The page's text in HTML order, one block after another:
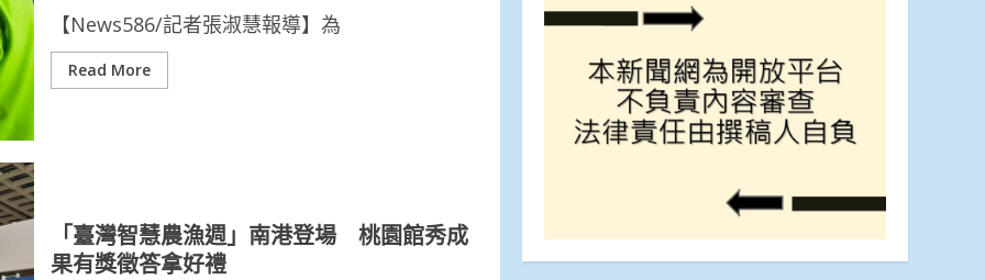
【News586/記者張淑慧報導】為
Read More
「臺灣智慧農漁週」南港登場 桃園館秀成
果有獎徵答拿好禮